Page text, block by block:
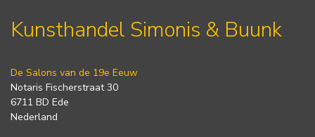
Kunsthandel Simonis & Buunk
De Salons van de 19e Eeuw
Notaris Fischerstraat 30
6711 BD Ede
Nederland